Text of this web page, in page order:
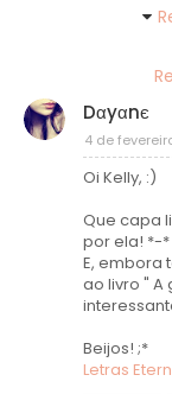
Dαyαnє
4 de
Oi Kelly, :)
Que capa
por ela! *-*
E, embora
ao livro " A
Beijos! ;*
Letras